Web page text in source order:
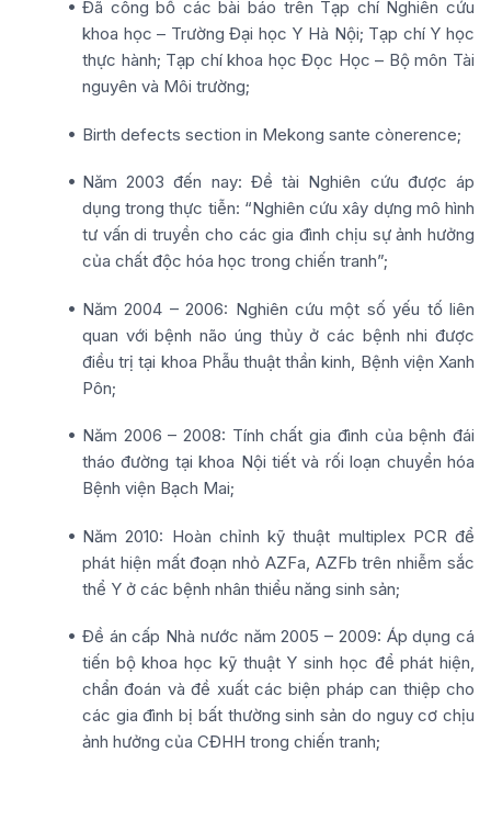
Đã công bố các bài báo trên Tạp chí Nghiên cứu
khoa học – Trường Đại học Y Hà Nội; Tạp chí Y học
thực hành; Tạp chí khoa học Đọc Học – Bộ môn Tài
nguyên và Môi trường;
Birth defects section in Mekong sante cònerence;
Năm 2003 đến nay: Đề tài Nghiên cứu được áp
dụng trong thực tiễn: “Nghiên cứu xây dựng mô hình
tư vấn di truyền cho các gia đình chịu sự ảnh hưởng
của chất độc hóa học trong chiến tranh”;
Năm 2004 – 2006: Nghiên cứu một số yếu tố liên
quan với bệnh não úng thủy ở các bệnh nhi được
điều trị tại khoa Phẫu thuật thần kinh, Bệnh viện Xanh
Pôn;
Năm 2006 – 2008: Tính chất gia đình của bệnh đái
tháo đường tại khoa Nội tiết và rối loạn chuyển hóa
Bệnh viện Bạch Mai;
Năm 2010: Hoàn chỉnh kỹ thuật multiplex PCR để
phát hiện mất đoạn nhỏ AZFa, AZFb trên nhiễm sắc
thể Y ở các bệnh nhân thiểu năng sinh sản;
Đề án cấp Nhà nước năm 2005 – 2009: Áp dụng cá
tiến bộ khoa học kỹ thuật Y sinh học để phát hiện,
chẩn đoán và đề xuất các biện pháp can thiệp cho
các gia đình bị bất thường sinh sản do nguy cơ chịu
ảnh hưởng của CĐHH trong chiến tranh;